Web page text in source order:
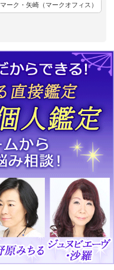
マーク・矢崎（マークオフィス）